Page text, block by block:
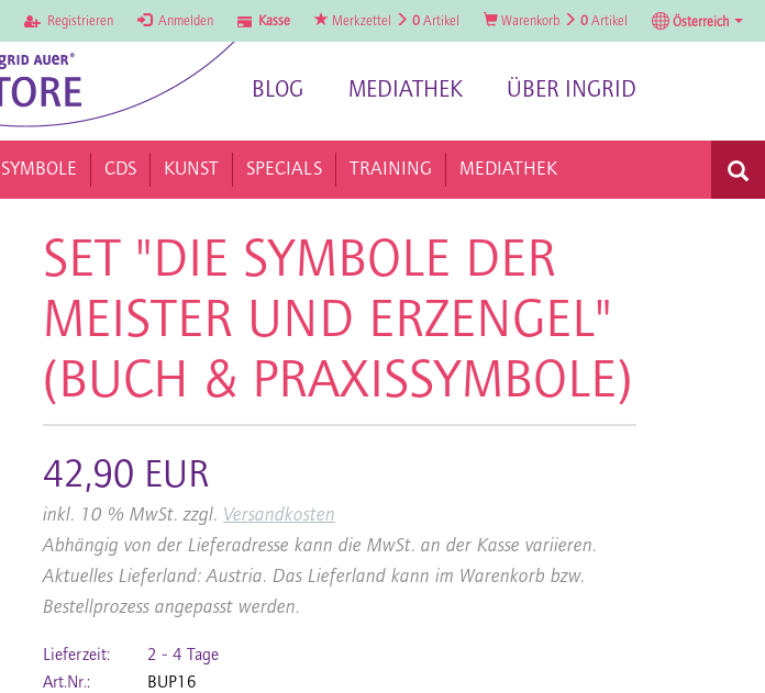
Registrieren Anmelden Kasse Merkzettel 0 Artikel Warenkorb 0 Artikel Österreich
BLOG MEDIATHEK ÜBER INGRID
SYMBOLE CDS KUNST SPECIALS TRAINING MEDIATHEK
SET "DIE SYMBOLE DER
MEISTER UND ERZENGEL"
(BUCH & PRAXISSYMBOLE)
42,90 EUR
inkl. 10 % MwSt. zzgl. Versandkosten
Abhängig von der Lieferadresse kann die MwSt. an der Kasse variieren.
Aktuelles Lieferland: Austria. Das Lieferland kann im Warenkorb bzw.
Bestellprozess angepasst werden.
Lieferzeit:
2 - 4 Tage
Art.Nr.:
BUP16